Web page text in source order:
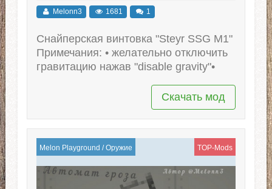
Melonn3 1681 1
Снайперская винтовка "Steyr SSG M1"
Примечания: • желательно отключить
гравитацию нажав "disable gravity"•
Скачать мод
Melon Playground /Оружие TOP-Mods